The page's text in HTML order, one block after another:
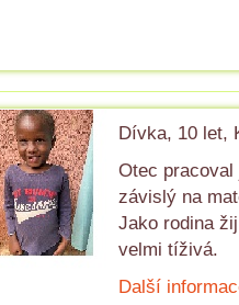
Dívka, 10 let,
Otec
závislý na
Jako rodina
velmi tíživá.
Další